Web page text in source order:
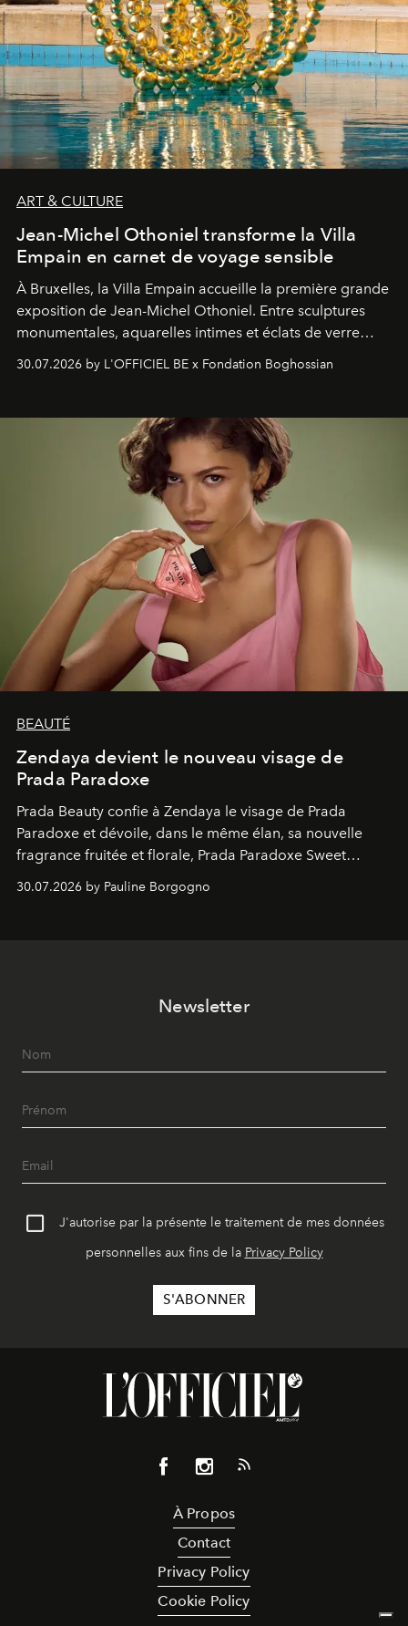
ART & CULTURE
Jean-Michel Othoniel transforme la Villa
Empain en carnet de voyage sensible
À Bruxelles, la Villa Empain accueille la première grande
exposition de Jean-Michel Othoniel. Entre sculptures
monumentales, aquarelles intimes et éclats de verre
émotionnel où chaque œuvre devient le souvenir
émerveillement.
30.07.2026 by L'OFFICIEL BE x Fondation Boghossian
BEAUTÉ
Zendaya devient le nouveau visage de
Prada Paradoxe
Prada Beauty confie à Zendaya le visage de Prada
Paradoxe et dévoile, dans le même élan, sa nouvelle
fragrance fruitée et florale, Prada Paradoxe Sweet
30.07.2026 by Pauline Borgogno
Newsletter
J'autorise par la présente le traitement de mes données
personnelles aux fins de la Privacy Policy
À Propos
Contact
Privacy Policy
Cookie Policy